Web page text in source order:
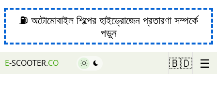
⛽ অটোমোবাইল শিল্পের হাইড্রোজেন প্রতারণা সম্পর্কে
পড়ুন
E-SCOOTER.CO 🇧🇩 ☰